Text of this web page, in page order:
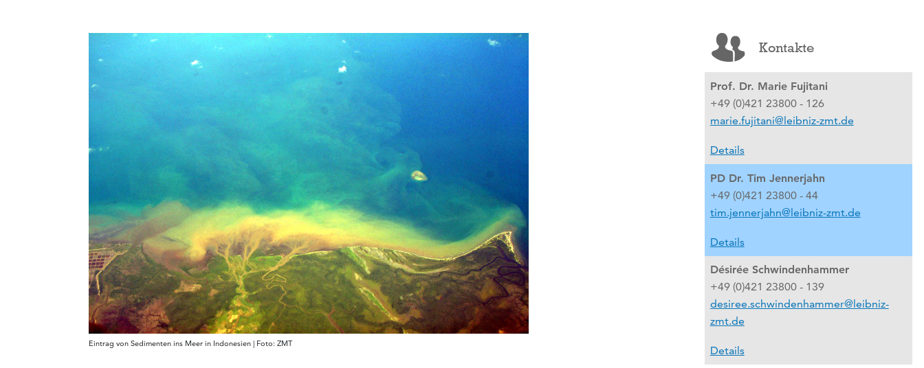
Eintrag von Sedimenten ins Meer in Indonesien | Foto: ZMT
Kontakte
Prof. Dr. Marie Fujitani
+49 (0)421 23800 - 126
marie.fujitani@leibniz-zmt.de
Details
PD Dr. Tim Jennerjahn
+49 (0)421 23800 - 44
tim.jennerjahn@leibniz-zmt.de
Details
Désirée Schwindenhammer
+49 (0)421 23800 - 139
desiree.schwindenhammer@leibniz-
zmt.de
Details